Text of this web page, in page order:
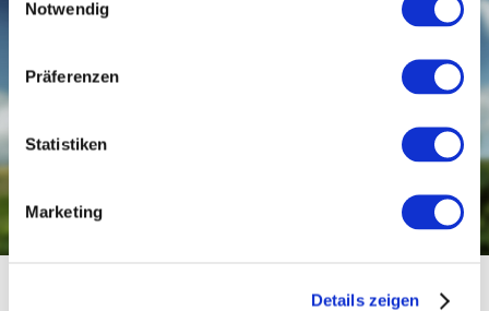
Notwendig
Präferenzen
Statistiken
Marketing
Details zeigen
es ist außerdem die beste Saison, um den
RheinTerrassenweg zu entdecken. Dank der
vielen Sonnenstunden leuchten die Farben
immer noch wunderschön.
weiter lesen